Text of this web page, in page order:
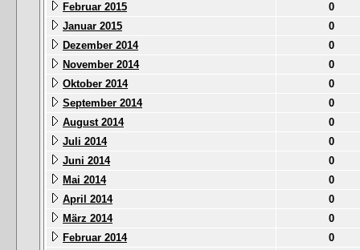
Februar 2015
0
Januar 2015
0
Dezember 2014
0
November 2014
0
Oktober 2014
0
September 2014
0
August 2014
0
Juli 2014
0
Juni 2014
0
Mai 2014
0
April 2014
0
März 2014
0
Februar 2014
0